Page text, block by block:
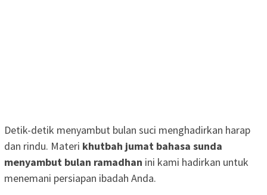
Detik-detik menyambut bulan suci menghadirkan harap
dan rindu. Materi khutbah jumat bahasa sunda
menyambut bulan ramadhan ini kami hadirkan untuk
menemani persiapan ibadah Anda.